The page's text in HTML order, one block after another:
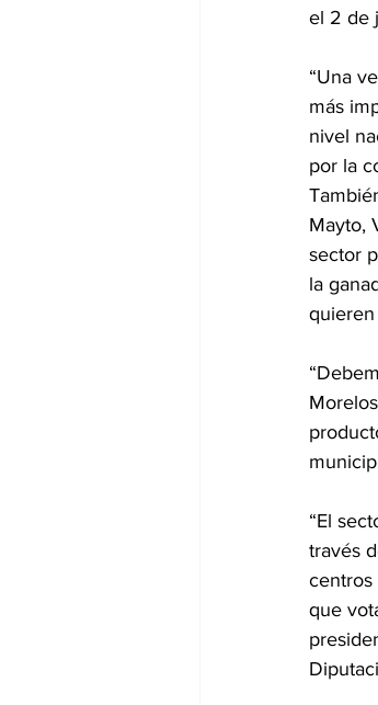
el 2 de
“Una
más
nivel
por la
Mayto,
sector
la
quieren
“El
través
centros
que